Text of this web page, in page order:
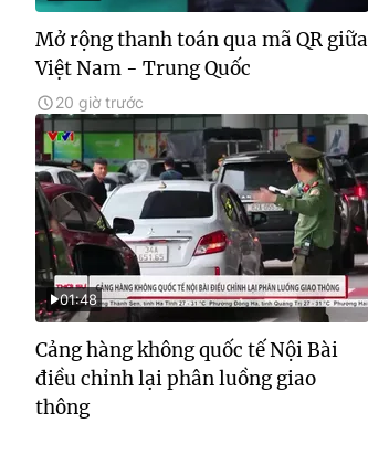
Mở rộng thanh toán qua mã QR giữa
Việt Nam - Trung Quốc
20 giờ trước
01:48
Cảng hàng không quốc tế Nội Bài
điều chỉnh lại phân luồng giao
thông